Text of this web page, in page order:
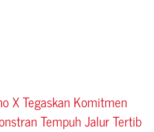
X Tegaskan Komitmen
Tempuh Jalur Tertib